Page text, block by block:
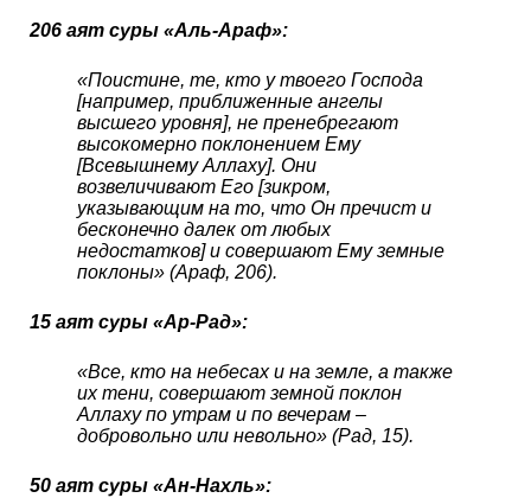
206 аят суры «Аль-Араф»:
«Поистине, те, кто у твоего Господа
[например, приближенные ангелы
высшего уровня], не пренебрегают
высокомерно поклонением Ему
[Всевышнему Аллаху]. Они
возвеличивают Его [зикром,
указывающим на то, что Он пречист и
бесконечно далек от любых
недостатков] и совершают Ему земные
поклоны» (Араф, 206).
15 аят суры «Ар-Рад»:
«Все, кто на небесах и на земле, а также
их тени, совершают земной поклон
Аллаху по утрам и по вечерам –
добровольно или невольно» (Рад, 15).
50 аят суры «Ан-Нахль»: